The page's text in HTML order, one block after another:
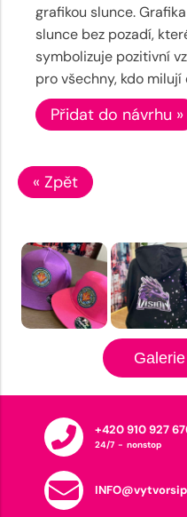
grafikou slunce.
slunce bez pozadí,
symbolizuje pozitivní
pro všechny, kdo
Přidat do návrhu »
« Zpět
+420 910 927
24/7 - nonstop